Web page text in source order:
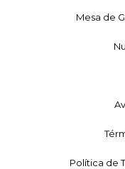
Mesa de
Política de